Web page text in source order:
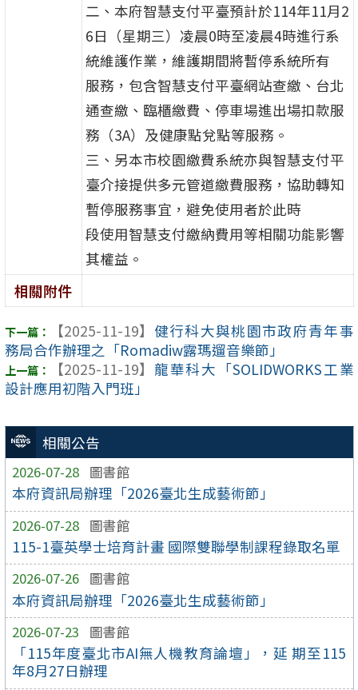
相關公告
2026-07-28 圖書館
本府資訊局辦理「2026臺北生成藝術節」
2026-07-28 圖書館
115-1臺英學士培育計畫 國際雙聯學制課程錄取名單
2026-07-26 圖書館
本府資訊局辦理「2026臺北生成藝術節」
2026-07-23 圖書館
「115年度臺北市AI無人機教育論壇」，延 期至115
年8月27日辦理
二、本府智慧支付平臺預計於114年11月2
6日（星期三）凌晨0時至凌晨4時進行系
統維護作業，維護期間將暫停系統所有
服務，包含智慧支付平臺網站查繳、台北
通查繳、臨櫃繳費、停車場進出場扣款服
務（3A）及健康點兌點等服務。
三、另本市校園繳費系統亦與智慧支付平
臺介接提供多元管道繳費服務，協助轉知
暫停服務事宜，避免使用者於此時
段使用智慧支付繳納費用等相關功能影響
其權益。
相關附件
【2025-11-19】 健行科大與桃園市政府青年事
務局合作辦理之「Romadiw露瑪遛音樂節」
【2025-11-19】 龍華科大「SOLIDWORKS工業
設計應用初階入門班」